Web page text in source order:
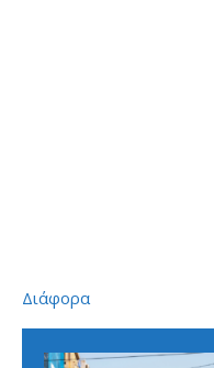
Διάφορα